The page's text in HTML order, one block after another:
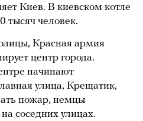
Киев. В киевском котле
тысяч человек.
Красная армия
центр города.
начинают
улица, Крещатик,
пожар, немцы
соседних улицах.